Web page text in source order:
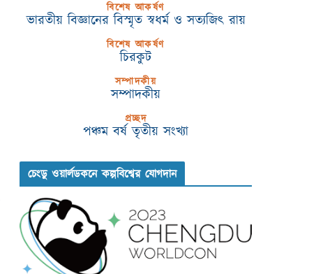
বিশেষ আকর্ষণ
ভারতীয় বিজ্ঞানের বিস্মৃত স্বধর্ম ও সত্যজিৎ রায়
বিশেষ আকর্ষণ
চিরকুট
সম্পাদকীয়
সম্পাদকীয়
প্রচ্ছদ
পঞ্চম বর্ষ তৃতীয় সংখ্যা
চেংডু ওয়ার্লডকনে কল্পবিশ্বের যোগদান